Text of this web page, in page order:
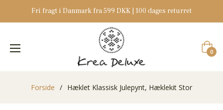
Fri fragt i Danmark fra 599 DKK | 100 dages returret
0
Forside / Hæklet Klassisk Julepynt, Hæklekit Stor